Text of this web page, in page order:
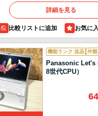
詳細を見る
比較リストに追加
機能ランク:並品 外
Panasonic Let's
8世代CPU）